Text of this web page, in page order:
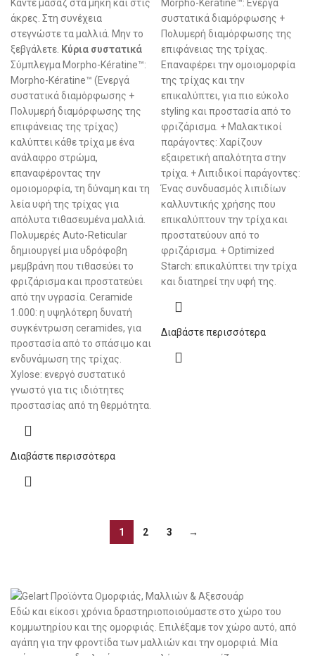
Κάντε μασάζ στα μήκη και στις
άκρες. Στη συνέχεια
στεγνώστε τα μαλλιά. Μην το
ξεβγάλετε. Κύρια συστατικά
Σύμπλεγμα Morpho-Kératine™:
Morpho-Kératine™ (Ενεργά
συστατικά διαμόρφωσης +
Πολυμερή διαμόρφωσης της
επιφάνειας της τρίχας)
καλύπτει κάθε τρίχα με ένα
ανάλαφρο στρώμα,
επαναφέροντας την
ομοιομορφία, τη δύναμη και τη
λεία υφή της τρίχας για
απόλυτα τιθασευμένα μαλλιά.
Πολυμερές Auto-Reticular
δημιουργεί μια υδρόφοβη
μεμβράνη που τιθασεύει το
φριζάρισμα και προστατεύει
από την υγρασία. Ceramide
1.000: η υψηλότερη δυνατή
συγκέντρωση ceramides, για
προστασία από το σπάσιμο και
ενδυνάμωση της τρίχας.
Xylose: ενεργό συστατικό
γνωστό για τις ιδιότητες
προστασίας από τη θερμότητα.
Διαβάστε περισσότερα
Morpho-Keratine™: Ενεργά
συστατικά διαμόρφωσης +
Πολυμερή διαμόρφωσης της
επιφάνειας της τρίχας.
Επαναφέρει την ομοιομορφία
της τρίχας και την
επικαλύπτει, για πιο εύκολο
styling και προστασία από το
φριζάρισμα. + Μαλακτικοί
παράγοντες: Χαρίζουν
εξαιρετική απαλότητα στην
τρίχα. + Λιπιδικοί παράγοντες:
Ένας συνδυασμός λιπιδίων
καλλυντικής χρήσης που
επικαλύπτουν την τρίχα και
προστατεύουν από το
φριζάρισμα. + Optimized
Starch: επικαλύπτει την τρίχα
και διατηρεί την υφή της.
Διαβάστε περισσότερα
1 2 3 →
Εδώ και είκοσι χρόνια δραστηριοποιούμαστε στο χώρο του
κομμωτηρίου και της ομορφιάς. Επιλέξαμε τον χώρο αυτό, από
αγάπη για την φροντίδα των μαλλιών και την ομορφιά. Μία